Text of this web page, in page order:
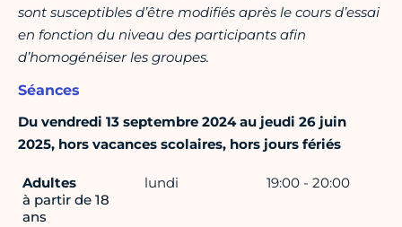
sont susceptibles d’être modifiés après le cours d’essai
en fonction du niveau des participants afin
d’homogénéiser les groupes.
Séances
Du vendredi 13 septembre 2024 au jeudi 26 juin
2025, hors vacances scolaires, hors jours fériés
Adultes
à partir de 18
ans
lundi 19:00 - 20:00